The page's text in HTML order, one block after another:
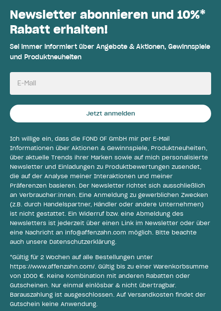
Newsletter abonnieren und 10%*
Rabatt erhalten!
Sei immer informiert über Angebote & Aktionen, Gewinnspiele
und Produktneuheiten
E-Mail
Jetzt anmelden
Ich willige ein, dass die FOND OF GmbH mir per E-Mail
Informationen über Aktionen & Gewinnspiele, Produktneuheiten,
über aktuelle Trends ihrer Marken sowie auf mich personalisierte
Newsletter und Einladungen zu Produktbewertungen zusendet,
die auf der Analyse meiner Interaktionen und meiner
Präferenzen basieren. Der Newsletter richtet sich ausschließlich
an Verbraucher:innen. Eine Anmeldung zu gewerblichen Zwecken
(z.B. durch Handelspartner, Händler oder andere Unternehmen)
ist nicht gestattet. Ein Widerruf bzw. eine Abmeldung des
Newsletters ist jederzeit über einen Link im Newsletter oder über
eine Nachricht an info@affenzahn.com möglich. Bitte beachte
auch unsere Datenschutzerklärung.
*Gültig für 2 Wochen auf alle Bestellungen unter
https://www.affenzahn.com/. Gültig bis zu einer Warenkorbsumme
von 1000 €. Keine Kombination mit anderen Rabatten oder
Gutscheinen. Nur einmal einlösbar & nicht übertragbar.
Barauszahlung ist ausgeschlossen. Auf Versandkosten findet der
Gutschein keine Anwendung.